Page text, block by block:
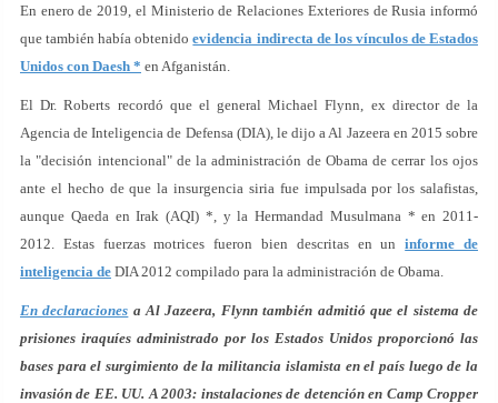
En enero de 2019, el Ministerio de Relaciones Exteriores de Rusia informó
que también había obtenidoevidencia indirecta de los vínculos de Estados
Unidos con Daesh * en Afganistán.
El Dr. Roberts recordó que el general Michael Flynn, ex director de la
Agencia de Inteligencia de Defensa (DIA), le dijo a Al Jazeera en 2015 sobre
la "decisión intencional" de la administración de Obama de cerrar los ojos
ante el hecho de que la insurgencia siria fue impulsada por los salafistas,
aunque Qaeda en Irak (AQI) *, y la Hermandad Musulmana * en 2011-
2012. Estas fuerzas motrices fueron bien descritas en uninforme de
inteligencia de DIA 2012 compilado para la administración de Obama.
En declaraciones a Al Jazeera, Flynn también admitió que el sistema de
prisiones iraquíes administrado por los Estados Unidos proporcionó las
bases para el surgimiento de la militancia islamista en el país luego de la
invasión de EE. UU. A 2003: instalaciones de detención en Camp Cropper